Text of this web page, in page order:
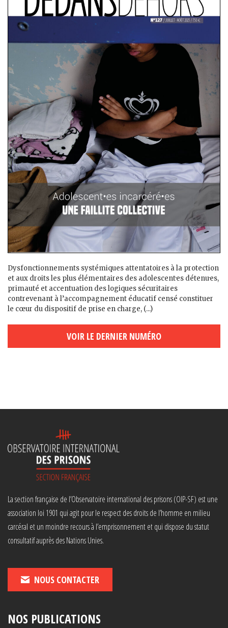
Dysfonctionnements systémiques attentatoires à la protection
et aux droits les plus élémentaires des adolescent·es détenu·es,
primauté et accentuation des logiques sécuritaires
contrevenant à l’accompagnement éducatif censé constituer
le cœur du dispositif de prise en charge, (...)
VOIR LE DERNIER NUMÉRO
La section française de l’Observatoire international des prisons (OIP-SF) est une
association loi 1901 qui agit pour le respect des droits de l’homme en milieu
carcéral et un moindre recours à l’emprisonnement et qui dispose du statut
consultatif auprès des Nations Unies.
NOUS CONTACTER
NOS PUBLICATIONS